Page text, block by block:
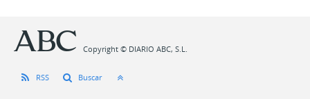
Copyright © DIARIO ABC, S.L.
RSS Buscar